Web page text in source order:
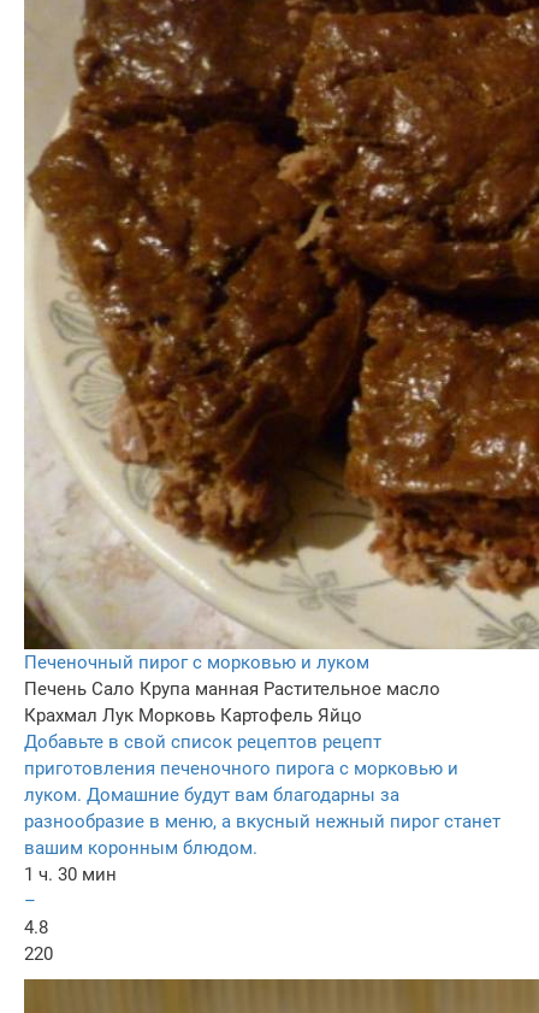
Печеночный пирог с морковью и луком
Печень Сало Крупа манная Растительное масло
Крахмал Лук Морковь Картофель Яйцо
Добавьте в свой список рецептов рецепт
приготовления печеночного пирога с морковью и
луком. Домашние будут вам благодарны за
разнообразие в меню, а вкусный нежный пирог станет
вашим коронным блюдом.
1 ч. 30 мин
–
4.8
220